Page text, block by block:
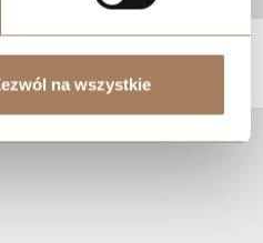
na wszystkie